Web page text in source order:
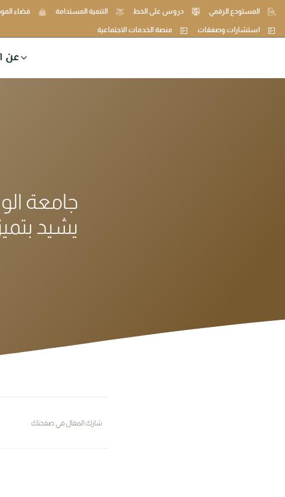
المستودع الرقمي دروس على الخط التنمية المستدامة فضاء
استشارات وصفقات منصة الخدمات الاجتماعية
عن
جامعة
يشيد
شارك المقال في صفحتك